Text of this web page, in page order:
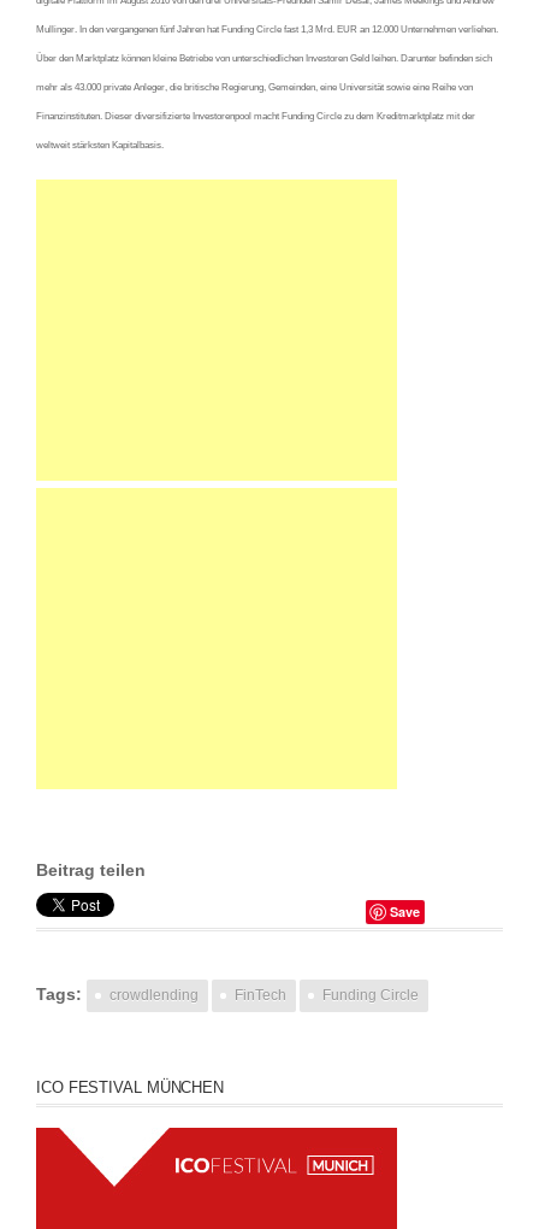
Mullinger. In den vergangenen fünf Jahren hat Funding Circle fast 1,3 Mrd. EUR an 12.000 Unternehmen verliehen.
Über den Marktplatz können kleine Betriebe von unterschiedlichen Investoren Geld leihen. Darunter befinden sich
mehr als 43.000 private Anleger, die britische Regierung, Gemeinden, eine Universität sowie eine Reihe von
Finanzinstituten. Dieser diversifizierte Investorenpool macht Funding Circle zu dem Kreditmarktplatz mit der
weltweit stärksten Kapitalbasis.
Beitrag teilen
Save
Tags: crowdlending FinTech Funding Circle
ICO FESTIVAL MÜNCHEN